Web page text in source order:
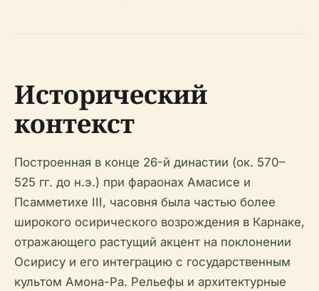
Исторический
контекст
Построенная в конце 26-й династии (ок. 570–
525 гг. до н.э.) при фараонах Амасисе и
Псамметихе III, часовня была частью более
широкого осирического возрождения в Карнаке,
отражающего растущий акцент на поклонении
Осирису и его интеграцию с государственным
культом Амона-Ра. Рельефы и архитектурные